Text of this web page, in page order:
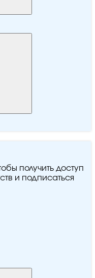
получить доступ
и подписаться